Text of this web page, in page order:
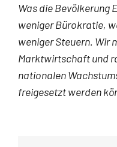
Was die Bevölkerung
weniger Bürokratie,
weniger Steuern. Wir
Marktwirtschaft und
nationalen
freigesetzt werden